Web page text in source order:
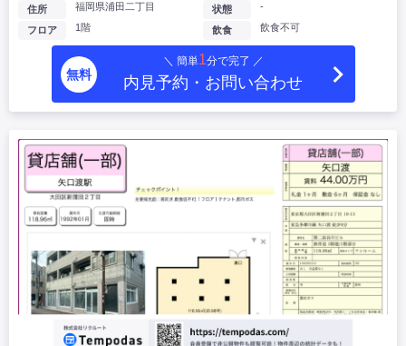
住所 福岡県浦田二丁目
フロア 1階
状態 -
飲食 飲食不可
無料
＼ 簡単1分で完了 ／
内見予約・お問い合わせ